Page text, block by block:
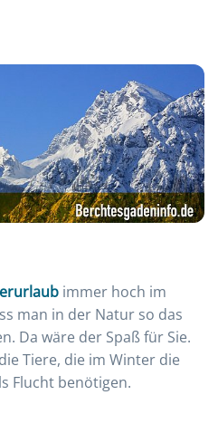
immer hoch im
man in der Natur so das
Da wäre der Spaß für Sie.
Tiere, die im Winter die
Flucht benötigen.